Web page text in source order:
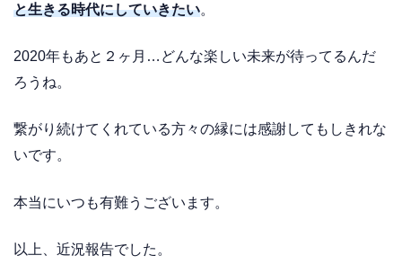
と生きる時代にしていきたい。
2020年もあと２ヶ月…どんな楽しい未来が待ってるんだ
ろうね。
繋がり続けてくれている方々の縁には感謝してもしきれな
いです。
本当にいつも有難うございます。
以上、近況報告でした。